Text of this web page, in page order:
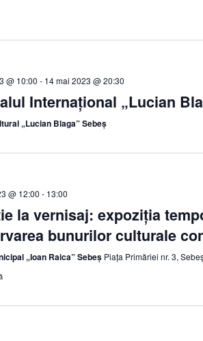
@ 10:00 - 14 mai 2023 @ 20:30
Internaţional „Lucian
„Lucian Blaga” Sebeș
@ 12:00 - 13:00
la vernisaj: expoziția
bunurilor culturale
„Ioan Raica” Sebeș Piața Primăriei nr. 3,